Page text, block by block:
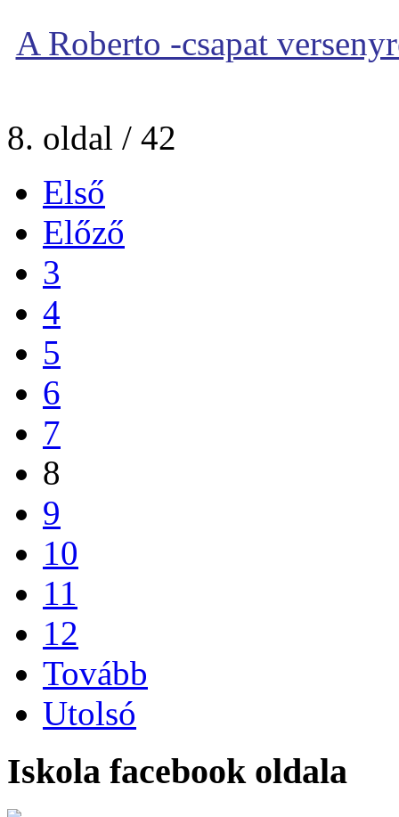
A Roberto -csapat
8. oldal / 42
Első
Előző
3
4
5
6
7
8
9
10
11
12
Tovább
Utolsó
Iskola facebook oldala